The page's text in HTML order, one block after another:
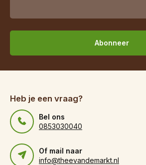
Abonneer
Heb je een vraag?
Bel ons
0853030040
Of mail naar
info@theevandemarkt.nl